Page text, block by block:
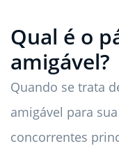
Qual é o
amigável?
Quando se trata
amigável para
concorrentes